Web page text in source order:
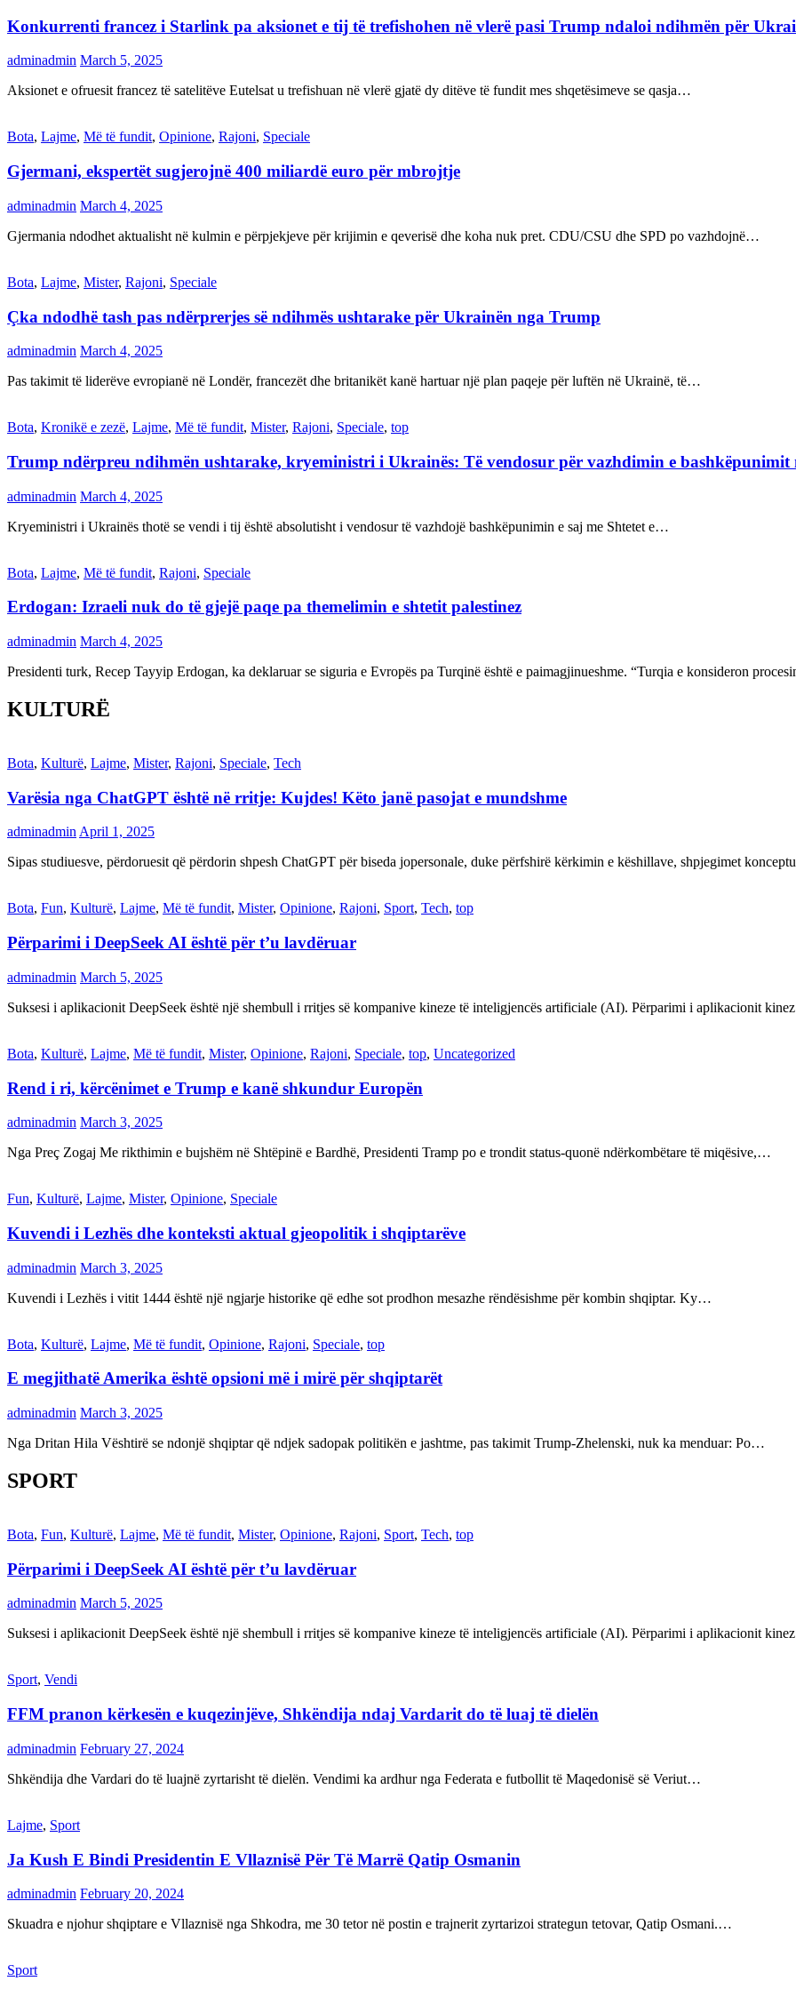
Konkurrenti francez i Starlink pa aksionet e tij të trefishohen në vlerë pasi Trump ndaloi ndihmën për
adminadmin March 5, 2025
Aksionet e ofruesit francez të satelitëve Eutelsat u trefishuan në vlerë gjatë dy ditëve të fundit mes shqetësimeve se qasja…
Bota, Lajme, Më të fundit, Opinione, Rajoni, Speciale
Gjermani, ekspertët sugjerojnë 400 miliardë euro për mbrojtje
adminadmin March 4, 2025
Gjermania ndodhet aktualisht në kulmin e përpjekjeve për krijimin e qeverisë dhe koha nuk pret. CDU/CSU dhe SPD po vazhdojnë…
Bota, Lajme, Mister, Rajoni, Speciale
Çka ndodhë tash pas ndërprerjes së ndihmës ushtarake për Ukrainën nga Trump
adminadmin March 4, 2025
Pas takimit të liderëve evropianë në Londër, francezët dhe britanikët kanë hartuar një plan paqeje për luftën në Ukrainë, të…
Bota, Kronikë e zezë, Lajme, Më të fundit, Mister, Rajoni, Speciale, top
Trump ndërpreu ndihmën ushtarake, kryeministri i Ukrainës: Të vendosur për vazhdimin e bashkëpunimit
adminadmin March 4, 2025
Kryeministri i Ukrainës thotë se vendi i tij është absolutisht i vendosur të vazhdojë bashkëpunimin e saj me Shtetet e…
Bota, Lajme, Më të fundit, Rajoni, Speciale
Erdogan: Izraeli nuk do të gjejë paqe pa themelimin e shtetit palestinez
adminadmin March 4, 2025
Presidenti turk, Recep Tayyip Erdogan, ka deklaruar se siguria e Evropës pa Turqinë është e paimagjinueshme. “Turqia e konsideron
KULTURË
Bota, Kulturë, Lajme, Mister, Rajoni, Speciale, Tech
Varësia nga ChatGPT është në rritje: Kujdes! Këto janë pasojat e mundshme
adminadmin April 1, 2025
Sipas studiuesve, përdoruesit që përdorin shpesh ChatGPT për biseda jopersonale, duke përfshirë kërkimin e këshillave, shpjegimet
Bota, Fun, Kulturë, Lajme, Më të fundit, Mister, Opinione, Rajoni, Sport, Tech, top
Përparimi i DeepSeek AI është për t’u lavdëruar
adminadmin March 5, 2025
Suksesi i aplikacionit DeepSeek është një shembull i rritjes së kompanive kineze të inteligjencës artificiale (AI). Përparimi i aplikacionit
Bota, Kulturë, Lajme, Më të fundit, Mister, Opinione, Rajoni, Speciale, top, Uncategorized
Rend i ri, kërcënimet e Trump e kanë shkundur Europën
adminadmin March 3, 2025
Nga Preç Zogaj Me rikthimin e bujshëm në Shtëpinë e Bardhë, Presidenti Tramp po e trondit status-quonë ndërkombëtare të miqësive,…
Fun, Kulturë, Lajme, Mister, Opinione, Speciale
Kuvendi i Lezhës dhe konteksti aktual gjeopolitik i shqiptarëve
adminadmin March 3, 2025
Kuvendi i Lezhës i vitit 1444 është një ngjarje historike që edhe sot prodhon mesazhe rëndësishme për kombin shqiptar. Ky…
Bota, Kulturë, Lajme, Më të fundit, Opinione, Rajoni, Speciale, top
E megjithatë Amerika është opsioni më i mirë për shqiptarët
adminadmin March 3, 2025
Nga Dritan Hila Vështirë se ndonjë shqiptar që ndjek sadopak politikën e jashtme, pas takimit Trump-Zhelenski, nuk ka menduar: Po…
SPORT
Bota, Fun, Kulturë, Lajme, Më të fundit, Mister, Opinione, Rajoni, Sport, Tech, top
Përparimi i DeepSeek AI është për t’u lavdëruar
adminadmin March 5, 2025
Suksesi i aplikacionit DeepSeek është një shembull i rritjes së kompanive kineze të inteligjencës artificiale (AI). Përparimi i aplikacionit
Sport, Vendi
FFM pranon kërkesën e kuqezinjëve, Shkëndija ndaj Vardarit do të luaj të dielën
adminadmin February 27, 2024
Shkëndija dhe Vardari do të luajnë zyrtarisht të dielën. Vendimi ka ardhur nga Federata e futbollit të Maqedonisë së Veriut…
Lajme, Sport
Ja Kush E Bindi Presidentin E Vllaznisë Për Të Marrë Qatip Osmanin
adminadmin February 20, 2024
Skuadra e njohur shqiptare e Vllaznisë nga Shkodra, me 30 tetor në postin e trajnerit zyrtarizoi strategun tetovar, Qatip Osmani.…
Sport